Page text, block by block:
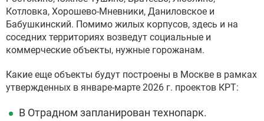
Котловка, Хорошево-Мневники, Даниловское и
Бабушкинский. Помимо жилых корпусов, здесь и на
соседних территориях возведут социальные и
коммерческие объекты, нужные горожанам.
Какие еще объекты будут построены в Москве в рамках
утвержденных в январе-марте 2026 г. проектов КРТ:
В Отрадном запланирован технопарк.